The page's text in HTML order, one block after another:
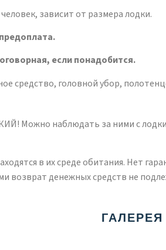
зависит от размера лодки.
.
если понадобится.
средство, головной убор,
наблюдать за ними с лодки
в их среде обитания. Нет
возврат денежных средств не
ГАЛЕРЕЯ